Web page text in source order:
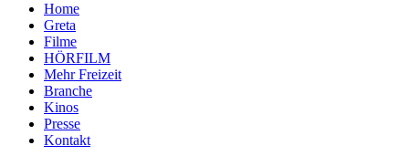
Home
Greta
Filme
HÖRFILM
Mehr Freizeit
Branche
Kinos
Presse
Kontakt